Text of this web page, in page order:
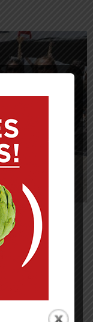
“La
de Jubilados
en el Food